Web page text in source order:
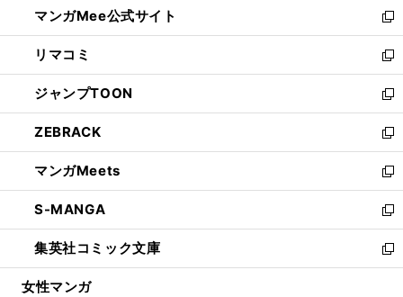
く
ド
ウ
で
開
く
ィ
ン
ド
ウ
で
開
く
い
ウ
ィ
ン
ド
ウ
で
開
く
マンガMee公式サイト
新
し
い
ウ
ィ
ン
ド
ウ
で
開
く
リマコミ
新
し
い
ウ
ィ
ン
ド
ウ
で
開
く
ジャンプTOON
新
し
い
ウ
ィ
ン
ド
ウ
で
開
ZEBRACK
新
し
い
ウ
ィ
ン
ド
ウ
マンガMeets
新
し
い
ウ
ィ
ン
S-MANGA
新
し
い
ウ
集英社コミック文庫
新
し
女性マンガ